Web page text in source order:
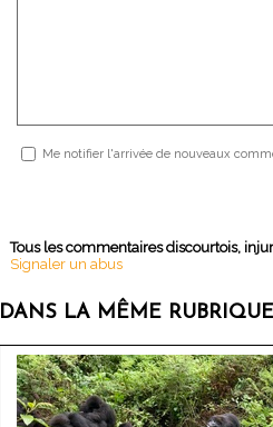
Me notifier l'arrivée de nouveaux
Tous les commentaires discourtois,
Signaler un abus
DANS LA MÊME